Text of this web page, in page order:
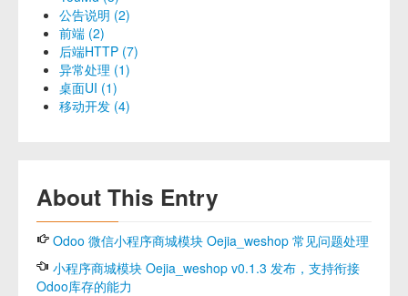
公告说明 (2)
前端 (2)
后端HTTP (7)
异常处理 (1)
桌面UI (1)
移动开发 (4)
About This Entry
Odoo 微信小程序商城模块 Oejia_weshop 常见问题处理
小程序商城模块 Oejia_weshop v0.1.3 发布，支持衔接
Odoo库存的能力